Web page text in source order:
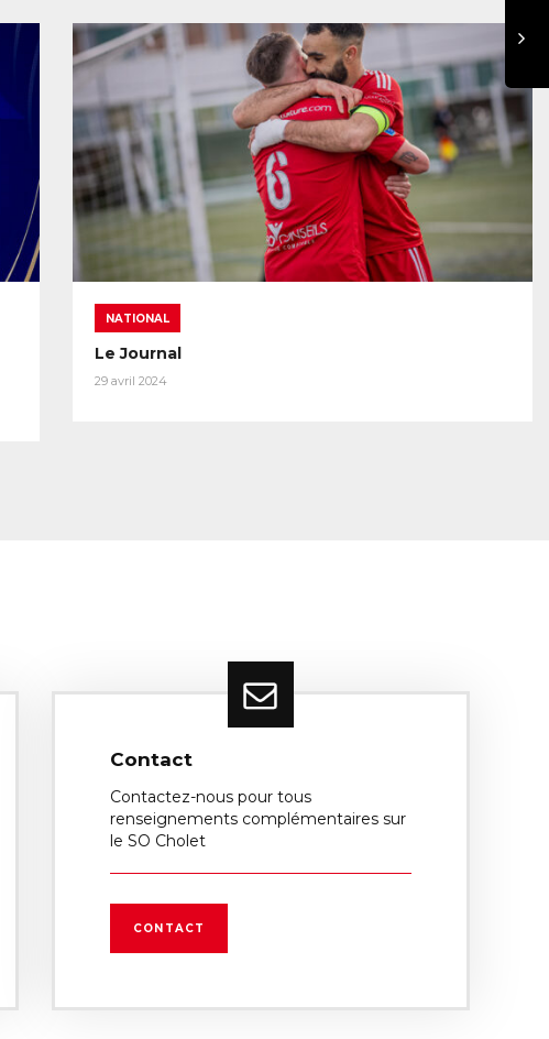
NATIONAL
Le Journal
29 avril 2024
Contact
Contactez-nous pour tous
renseignements complémentaires sur
le SO Cholet
CONTACT